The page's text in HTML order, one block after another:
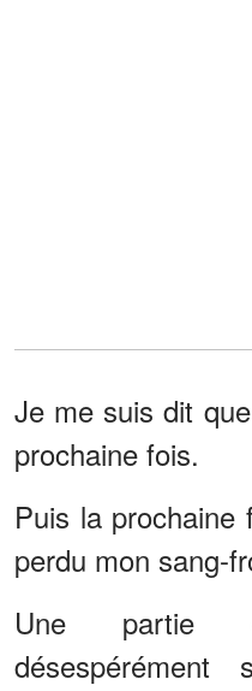
Je me suis dit
prochaine fois.
Puis la
perdu mon sang-
Une partie
désespérément